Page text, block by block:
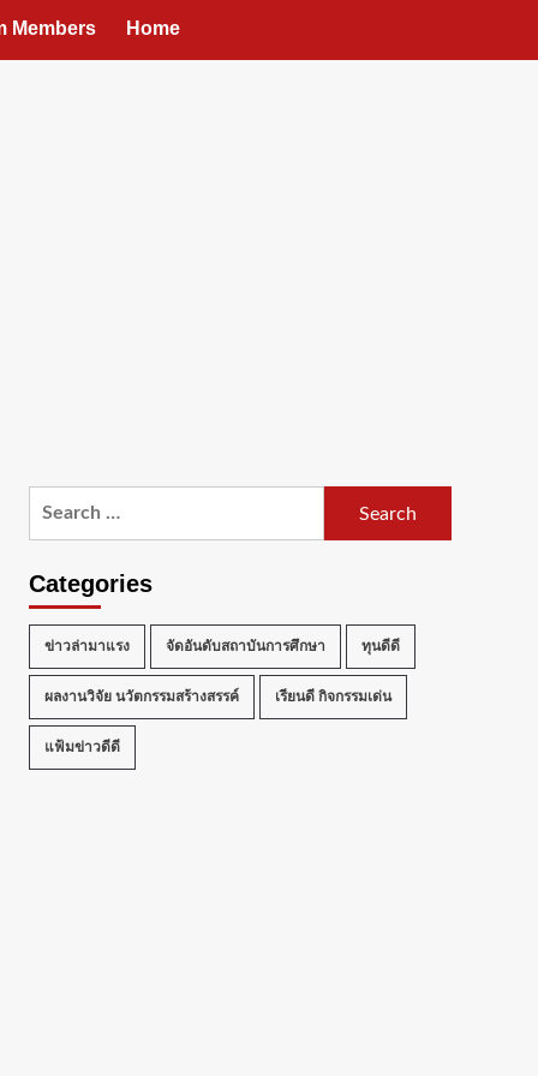
Members Home
Categories
ข่าวล่ามาแรง จัดอันดับสถาบันการศึกษา ทุนดีดี
ผลงานวิจัย นวัตกรรมสร้างสรรค์ เรียนดี กิจกรรมเด่น
แฟ้มข่าวดีดี